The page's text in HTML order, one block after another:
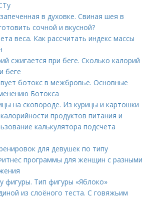
в духовке. Свиная шея в
сочной и вкусной?
веса. Как рассчитать индекс массы
сжигается при беге. Сколько калорий
беге
ботокс в межбровье. Основные
Ботокса
на сковороде. Из курицы и картошки
продуктов питания и
калькулятора подсчета
для девушек по типу
программы для женщин с разными
фигуры. Тип фигуры «Яблоко»
из слоёного теста. С говяжьим